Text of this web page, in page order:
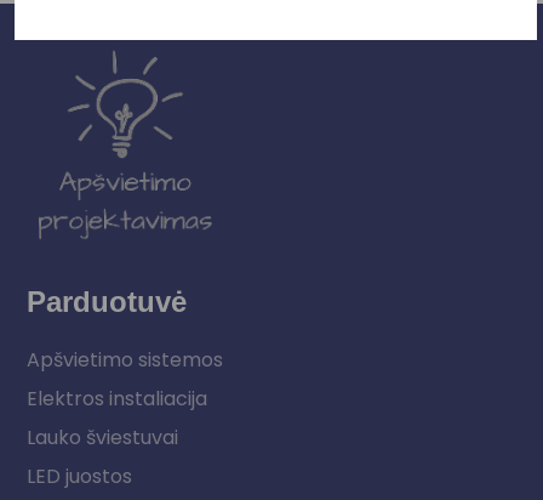
Parduotuvė
Apšvietimo sistemos
Elektros instaliacija
Lauko šviestuvai
LED juostos